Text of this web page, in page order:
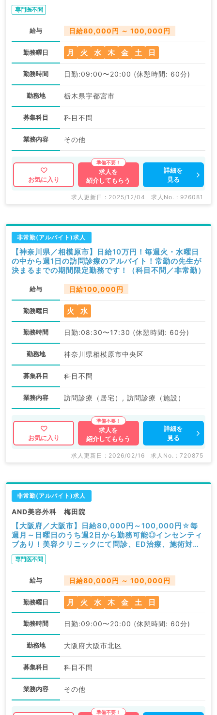
専門医不問
給与 日給80,000円 ～ 100,000円
勤務曜日 月 火 水 木 金 土 日
勤務時間 日勤:09:00〜20:00 (休憩時間: 60分)
勤務地 栃木県宇都宮市
募集科目 科目不問
業務内容 その他
お気に入り
求人を
紹介してもらう
詳細を
見る
求人更新日 : 2025/12/04 求人No. : 926081
非常勤(アルバイト)求人
【神奈川県／相模原市】日給10万円！毎週火・水曜日
の中から週1日の訪問診療のアルバイト！常勤の先生が
決まるまでの期間限定勤務です！（科目不問／非常勤）
給与 日給100,000円
勤務曜日 火 水
勤務時間 日勤:08:30〜17:30 (休憩時間: 60分)
勤務地 神奈川県相模原市中央区
募集科目 科目不問
業務内容 訪問診療（居宅）, 訪問診療（施設）
お気に入り
求人を
紹介してもらう
詳細を
見る
求人更新日 : 2026/02/16 求人No. : 720875
非常勤(アルバイト)求人
AND美容外科 梅田院
【大阪府／大阪市】日給80,000円～100,000円☆毎
週月～日曜日のうち週2日から勤務可能◎インセンティ
ブあり！美容クリニックにて問診、ED治療、施術対応
のお仕事です（科目不問／非常勤）
専門医不問
給与 日給80,000円 ～ 100,000円
勤務曜日 月 火 水 木 金 土 日
勤務時間 日勤:09:00〜20:00 (休憩時間: 60分)
勤務地 大阪府大阪市北区
募集科目 科目不問
業務内容 その他